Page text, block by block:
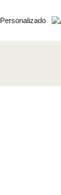
Personalizado